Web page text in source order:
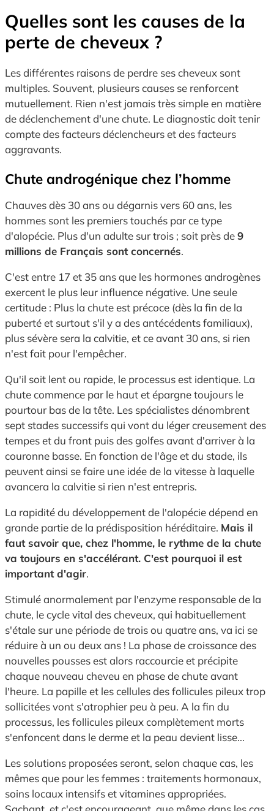
Quelles sont les causes de la
perte de cheveux ?
Les différentes raisons de perdre ses cheveux sont
multiples. Souvent, plusieurs causes se renforcent
mutuellement. Rien n'est jamais très simple en matière
de déclenchement d'une chute. Le diagnostic doit tenir
compte des facteurs déclencheurs et des facteurs
aggravants.
Chute androgénique chez l’homme
Chauves dès 30 ans ou dégarnis vers 60 ans, les
hommes sont les premiers touchés par ce type
d'alopécie. Plus d'un adulte sur trois ; soit près de9
millions de Français sont concernés.
C'est entre 17 et 35 ans que les hormones androgènes
exercent le plus leur influence négative. Une seule
certitude : Plus la chute est précoce (dès la fin de la
puberté et surtout s'il y a des antécédents familiaux),
plus sévère sera la calvitie, et ce avant 30 ans, si rien
n'est fait pour l'empêcher.
Qu'il soit lent ou rapide, le processus est identique. La
chute commence par le haut et épargne toujours le
pourtour bas de la tête. Les spécialistes dénombrent
sept stades successifs qui vont du léger creusement des
tempes et du front puis des golfes avant d'arriver à la
couronne basse. En fonction de l'âge et du stade, ils
peuvent ainsi se faire une idée de la vitesse à laquelle
avancera la calvitie si rien n'est entrepris.
La rapidité du développement de l'alopécie dépend en
grande partie de la prédisposition héréditaire. Mais il
faut savoir que, chez l'homme, le rythme de la chute
va toujours en s'accélérant. C'est pourquoi il est
important d'agir.
Stimulé anormalement par l'enzyme responsable de la
chute, le cycle vital des cheveux, qui habituellement
s'étale sur une période de trois ou quatre ans, va ici se
réduire à un ou deux ans ! La phase de croissance des
nouvelles pousses est alors raccourcie et précipite
chaque nouveau cheveu en phase de chute avant
l'heure. La papille et les cellules des follicules pileux trop
sollicitées vont s'atrophier peu à peu. A la fin du
processus, les follicules pileux complètement morts
s'enfoncent dans le derme et la peau devient lisse...
Les solutions proposées seront, selon chaque cas, les
mêmes que pour les femmes : traitements hormonaux,
soins locaux intensifs et vitamines appropriées.